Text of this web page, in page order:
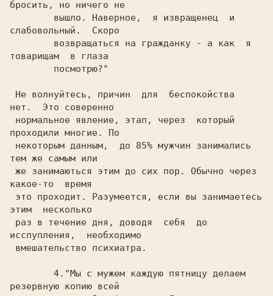
бросить, но ничего не
слабовольный.  Скоро
товарищам  в глаза
нет.  Это соверенно
проходили многие. По
тем же самым или
какое-то  время
этим  несколько
исспупления,  необходимо
резервную копию всей